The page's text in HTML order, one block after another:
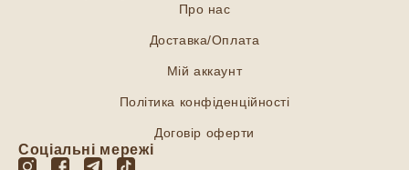
Про нас
Доставка/Оплата
Мій аккаунт
Політика конфіденційності
Договір оферти
Соціальні мережі